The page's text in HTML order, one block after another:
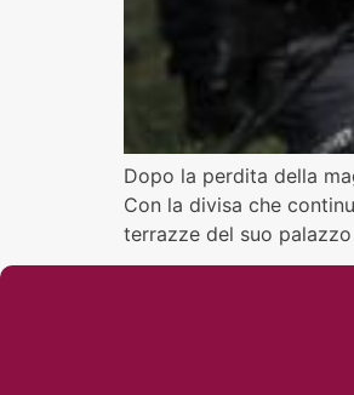
Dopo la perdita della
Con la divisa che
terrazze del suo